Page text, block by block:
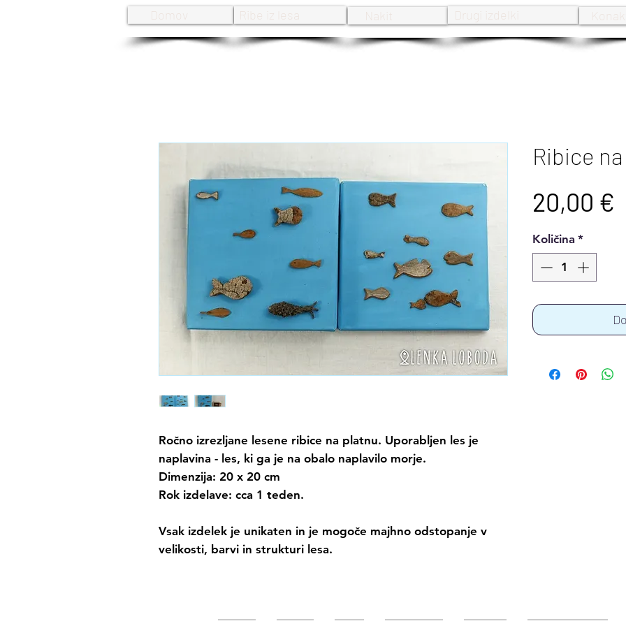
Domov Ribe iz lesa Nakit Drugi izdelki
Ročno izrezljane lesene ribice na platnu. Uporabljen les je
naplavina - les, ki ga je na obalo naplavilo morje.
Dimenzija: 20 x 20 cm
Rok izdelave: cca 1 teden.
Vsak izdelek je unikaten in je mogoče majhno odstopanje v
velikosti, barvi in strukturi lesa.
Ribice
20,00 €
Količina *